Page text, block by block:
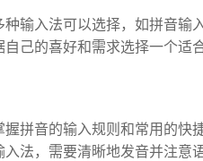
输入法可以选择，如拼音输入
己的喜好和需求选择一个适
拼音的输入规则和常用的快
法，需要清晰地发音并注意